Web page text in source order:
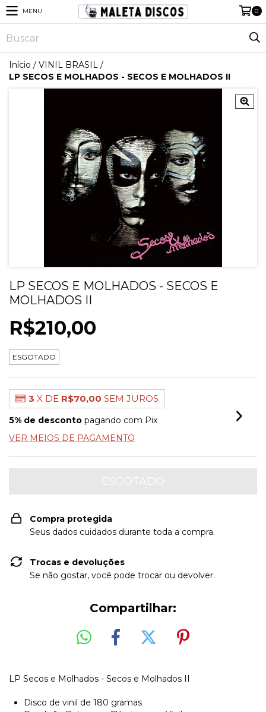
MENU 0
Início / VINIL BRASIL /
LP SECOS E MOLHADOS - SECOS E MOLHADOS II
LP SECOS E MOLHADOS - SECOS E
MOLHADOS II
R$210,00
ESGOTADO
3 X DE R$70,00 SEM JUROS
5% de desconto pagando com Pix
VER MEIOS DE PAGAMENTO
Compra protegida
Seus dados cuidados durante toda a compra.
Trocas e devoluções
Se não gostar, você pode trocar ou devolver.
Compartilhar:
LP Secos e Molhados - Secos e Molhados II
Disco de vinil de 180 gramas